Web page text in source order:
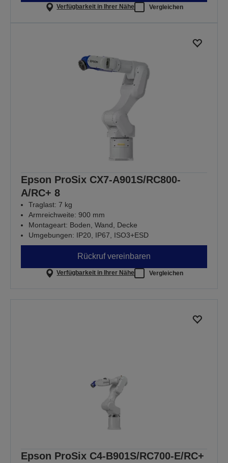
Verfügbarkeit in Ihrer Nähe Vergleichen
Epson ProSix CX7-A901S/RC800-
A/RC+ 8
Traglast: 7 kg
Armreichweite: 900 mm
Montageart: Boden, Wand, Decke
Umgebungen: IP20, IP67, ISO3+ESD
Rückruf vereinbaren
Verfügbarkeit in Ihrer Nähe Vergleichen
Epson ProSix C4-B901S/RC700-E/RC+